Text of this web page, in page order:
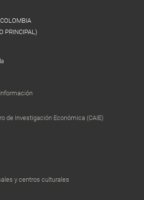
PRINCIPAL)
de Investigación Económica (CAIE)
y centros culturales